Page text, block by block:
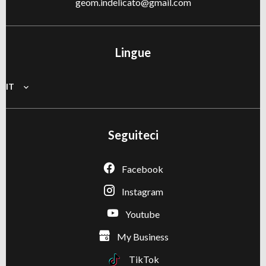
Lingue
IT
Seguiteci
Facebook
Instagram
Youtube
My Business
TikTok